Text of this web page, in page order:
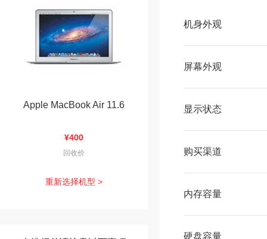
Apple MacBook Air 11.6
¥400
回收价
重新选择机型 >
机身外观
屏幕外观
显示状态
购买渠道
内存容量
硬盘容量